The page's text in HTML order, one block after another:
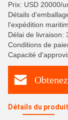
Prix: USD 20000/
Détails
l'expédition
Délai de livraison:
Conditions de
Capacité
Détails du produit